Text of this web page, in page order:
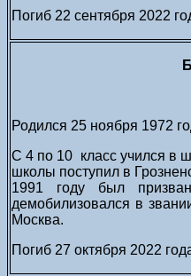
Погиб 22 сентября 2022
Родился 25 ноября 1972
С 4 по 10 класс учился в
школы поступил в
1991 году был
демобилизовался в
Москва.
Погиб 27 октября 2022